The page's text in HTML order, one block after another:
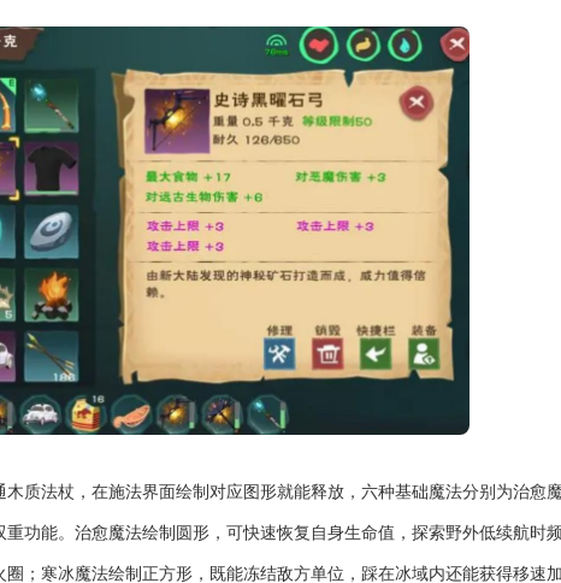
质法杖，在施法界面绘制对应图形就能释放，六种基础魔法分别为治愈
功能。治愈魔法绘制圆形，可快速恢复自身生命值，探索野外低续航时
；寒冰魔法绘制正方形，既能冻结敌方单位，踩在冰域内还能获得移速